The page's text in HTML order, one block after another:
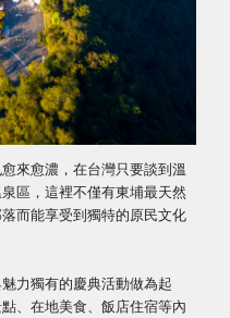
來愈濃，在台灣只要談到溫
區，這裡不僅有東埔最天然
而能享受到獨特的原民文化
力獨有的慶典活動做為起
、在地美食、飯店住宿等內